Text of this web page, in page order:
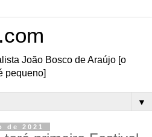
João Bosco de Araújo [o
pequeno]
▼
de 2021